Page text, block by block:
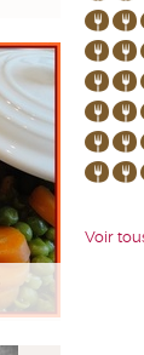
Voir